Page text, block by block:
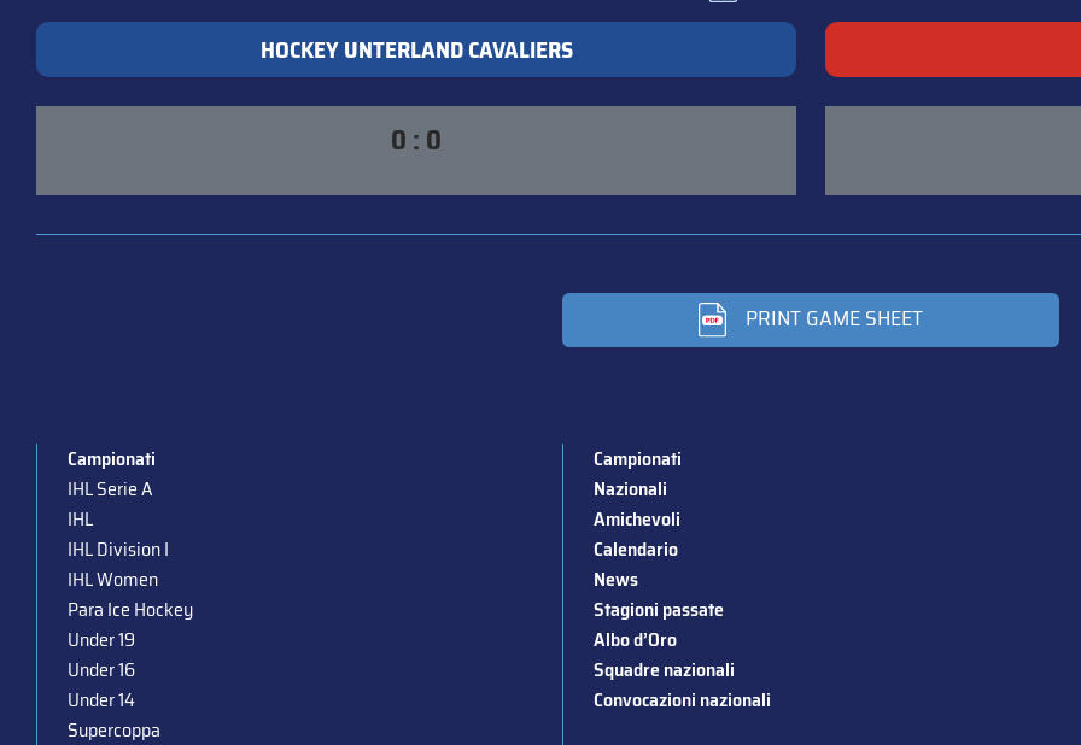
HOCKEY UNTERLAND CAVALIERS
0 : 0
PRINT GAME SHEET
Campionati
IHL Serie A
IHL
IHL Division I
IHL Women
Para Ice Hockey
Under 19
Under 16
Under 14
Supercoppa
Campionati
Nazionali
Amichevoli
Calendario
News
Stagioni passate
Albo d’Oro
Squadre nazionali
Convocazioni nazionali